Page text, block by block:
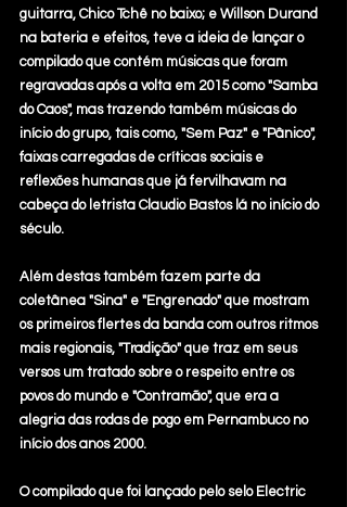
guitarra, Chico Tchê no baixo; e Willson Durand
na bateria e efeitos, teve a ideia de lançar o
compilado que contém músicas que foram
regravadas após a volta em 2015 como "Samba
do Caos", mas trazendo também músicas do
início do grupo, tais como, "Sem Paz" e "Pânico",
faixas carregadas de críticas sociais e
reflexões humanas que já fervilhavam na
cabeça do letrista Claudio Bastos lá no início do
século.
Além destas também fazem parte da
coletânea "Sina" e "Engrenado" que mostram
os primeiros flertes da banda com outros ritmos
mais regionais, "Tradição" que traz em seus
versos um tratado sobre o respeito entre os
povos do mundo e "Contramão", que era a
alegria das rodas de pogo em Pernambuco no
início dos anos 2000.
O compilado que foi lançado pelo selo Electric